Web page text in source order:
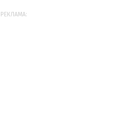
РЕКЛАМА: